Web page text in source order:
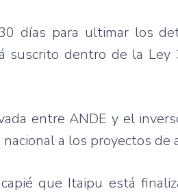
días para ultimar los
suscrito dentro de la
entre ANDE y el
a los proyectos de
que Itaipu está